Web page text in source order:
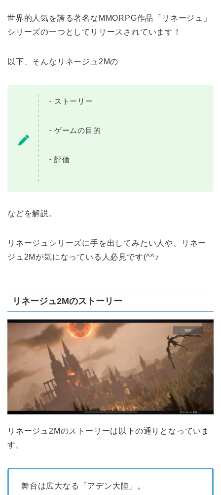
世界的人気を誇る著名なMMORPG作品「リネージュ」
シリーズの一つとしてリリースされています！
以下、そんなリネージュ2Mの
・ストーリー
・ゲームの目的
・評価
などを解説。
リネージュシリーズに手を出してみたい人や、リネー
ジュ2Mが気になっている人必見です(^^♪
リネージュ2Mのストーリー
リネージュ2Mのストーリーは以下の通りとなっていま
す。
舞台は広大なる「アデン大陸」。